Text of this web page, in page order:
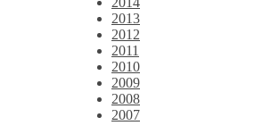
2013
2012
2011
2010
2009
2008
2007